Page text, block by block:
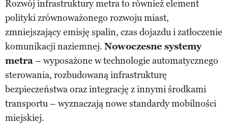
Rozwój infrastruktury metra to również element
polityki zrównoważonego rozwoju miast,
zmniejszający emisję spalin, czas dojazdu i zatłoczenie
komunikacji naziemnej. Nowoczesne systemy
metra– wyposażone w technologie automatycznego
sterowania, rozbudowaną infrastrukturę
bezpieczeństwa oraz integrację z innymi środkami
transportu – wyznaczają nowe standardy mobilności
miejskiej.